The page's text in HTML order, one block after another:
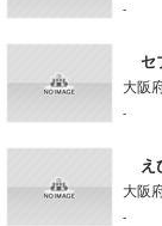
-
セ
大阪
-
え
大阪
-